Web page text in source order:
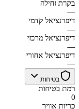
בקרת זחילה
—
דיפרנציאל קדמי
—
דיפרנציאל מרכזי
—
דיפרנציאל אחורי
—
בטיחות
רמת בטיחות
0
כריות אוויר